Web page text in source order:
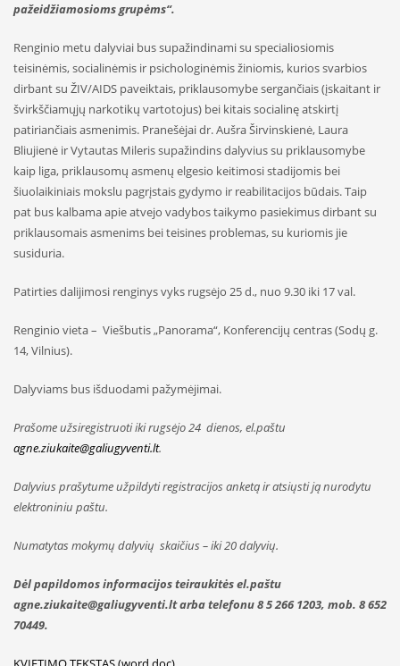
pažeidžiamosioms grupėms“.
Renginio metu dalyviai bus supažindinami su specialiosiomis
teisinėmis, socialinėmis ir psichologinėmis žiniomis, kurios svarbios
dirbant su ŽIV/AIDS paveiktais, priklausomybe sergančiais (įskaitant ir
švirkščiamųjų narkotikų vartotojus) bei kitais socialinę atskirtį
patiriančiais asmenimis. Pranešėjai dr. Aušra Širvinskienė, Laura
Bliujienė ir Vytautas Mileris supažindins dalyvius su priklausomybe
kaip liga, priklausomų asmenų elgesio keitimosi stadijomis bei
šiuolaikiniais mokslu pagrįstais gydymo ir reabilitacijos būdais. Taip
pat bus kalbama apie atvejo vadybos taikymo pasiekimus dirbant su
priklausomais asmenims bei teisines problemas, su kuriomis jie
susiduria.
Patirties dalijimosi renginys vyks rugsėjo 25 d., nuo 9.30 iki 17 val.
Renginio vieta – Viešbutis „Panorama“, Konferencijų centras (Sodų g.
14, Vilnius).
Dalyviams bus išduodami pažymėjimai.
Prašome užsiregistruoti iki rugsėjo 24 dienos, el.paštu
agne.ziukaite@galiugyventi.lt.
Dalyvius prašytume užpildyti registracijos anketą ir atsiųsti ją nurodytu
elektroniniu paštu.
Numatytas mokymų dalyvių skaičius – iki 20 dalyvių.
Dėl papildomos informacijos teiraukitės el.paštu
agne.ziukaite@galiugyventi.lt arba telefonu8 5 266 1203, mob. 8 652
70449.